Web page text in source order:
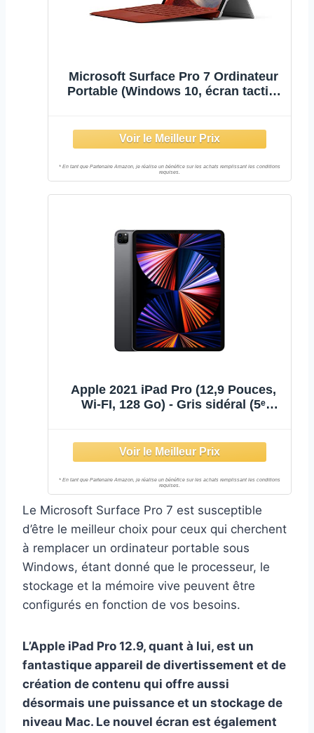
Microsoft Surface Pro 7 Ordinateur
Portable (Windows 10, écran tactile
& performant
Apple 2021 iPad Pro (12,9 Pouces,
Wi-FI, 128 Go) - Gris sidéral (5ᵉ
Le Microsoft Surface Pro 7 est susceptible
d’être le meilleur choix pour ceux qui cherchent
à remplacer un ordinateur portable sous
Windows, étant donné que le processeur, le
stockage et la mémoire vive peuvent être
configurés en fonction de vos besoins.
L’Apple iPad Pro 12.9, quant à lui, est un
fantastique appareil de divertissement et de
création de contenu qui offre aussi
désormais une puissance et un stockage de
niveau Mac. Le nouvel écran est également